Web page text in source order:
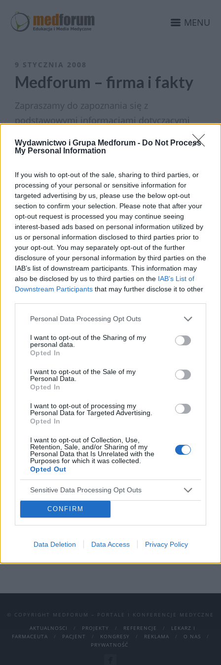
Wydawnictwo i Grupa Medforum - Do Not Process
My Personal Information
If you wish to opt-out of the sale, sharing to third parties, or
processing of your personal or sensitive information for
targeted advertising by us, please use the below opt-out
section to confirm your selection. Please note that after your
opt-out request is processed you may continue seeing
interest-based ads based on personal information utilized by
us or personal information disclosed to third parties prior to
your opt-out. You may separately opt-out of the further
disclosure of your personal information by third parties on the
IAB’s list of downstream participants. This information may
also be disclosed by us to third parties on the IAB’s List of
Downstream Participants that may further disclose it to other
Personal Data Processing Opt Outs
I want to opt-out of the Sharing of my
personal data.
Opted In
I want to opt-out of the Sale of my
Personal Data.
Opted In
I want to opt-out of processing my
Personal Data for Targeted Advertising.
Opted In
I want to opt-out of Collection, Use,
Retention, Sale, and/or Sharing of my
Personal Data that Is Unrelated with the
Purposes for which it was collected.
Opted Out
Sensitive Data Processing Opt Outs
CONFIRM
Data Deletion Data Access Privacy Policy
MENU
9 STYCZNIA 2008
Medforum – firma i fakty
Zapraszamy do zapoznania się z
podstawowymi informacjami dotyczącymi
Medforum.
Portale specjalistyczne: 5.
Odsłony: 3,6 mln w miesiącu.
Wizyty: 1,1 mln, w tym lekarze: 11%.
Dodawane do ulubionych: 31%, powroty:
34%.
Liczba słów kluczowych indeksowanych
przez google: 109 tys.
Konta użytkowników: wszystkie: 92174, w
Sponsorzy:
Nepentes, Novartis, Nutricia, Pliva,
Sanofi-Aventis, Soraya, Vitis Pharma, Wyeth.
Partnerzy instytucjonalni:
The European Childhood Obesity Group,
Polskie Towarzystwo Gastroentorologii
Hepatologii i Żywienia Dzieci, Polskie
Towarzystwo Psychiatryczne, Polskie
Towarzystwo Seksuologiczne, Polskie
Towarzystwo Pediatryczne oddział śląski,
Katedra Zdrowia Kobiety, Stowarzyszenie
Rodzin Chorych na Zespół Marfana,
Stowarzyszenie na Rzecz Rozwoju Psychiatrii i
Opieki Środowiskowej.
© COPYRIGHT MEDFORUM – PORTALE I KONFERENCJE MEDYCZNE
AKTUALNOSCI
PROJEKTY REFERENCJE
LEKARZ I
FARMACEUTA
PACJENT KONGRESY REKLAMA
O NAS
PRYWATNOŚĆ